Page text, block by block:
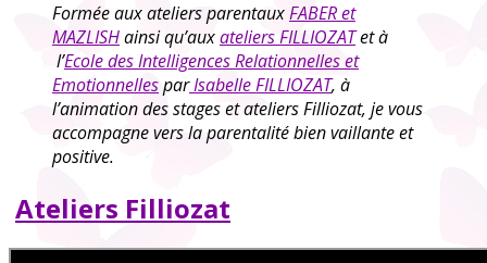
Formée aux ateliers parentauxFABER et
MAZLISHainsi qu’auxateliers FILLIOZATet à
l’Ecole des Intelligences Relationnelles et
EmotionnellesparIsabelle FILLIOZAT, à
l’animation des stages et ateliers Filliozat, je vous
accompagne vers la parentalité bien vaillante et
positive.
Ateliers Filliozat